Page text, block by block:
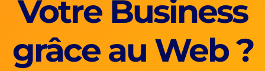
Votre Business
grâce au Web ?